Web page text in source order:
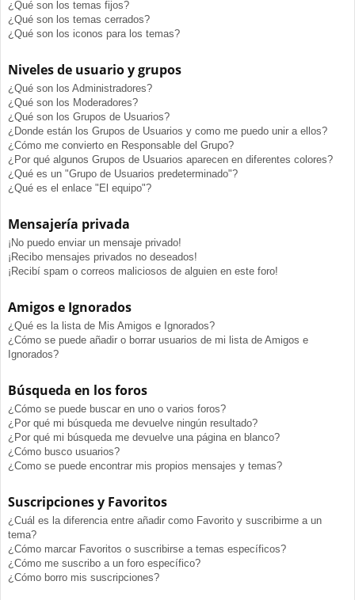
¿Qué son los temas fijos?
¿Qué son los temas cerrados?
¿Qué son los iconos para los temas?
Niveles de usuario y grupos
¿Qué son los Administradores?
¿Qué son los Moderadores?
¿Qué son los Grupos de Usuarios?
¿Donde están los Grupos de Usuarios y como me puedo unir a ellos?
¿Cómo me convierto en Responsable del Grupo?
¿Por qué algunos Grupos de Usuarios aparecen en diferentes colores?
¿Qué es un "Grupo de Usuarios predeterminado"?
¿Qué es el enlace "El equipo"?
Mensajería privada
¡No puedo enviar un mensaje privado!
¡Recibo mensajes privados no deseados!
¡Recibí spam o correos maliciosos de alguien en este foro!
Amigos e Ignorados
¿Qué es la lista de Mis Amigos e Ignorados?
¿Cómo se puede añadir o borrar usuarios de mi lista de Amigos e
Ignorados?
Búsqueda en los foros
¿Cómo se puede buscar en uno o varios foros?
¿Por qué mi búsqueda me devuelve ningún resultado?
¿Por qué mi búsqueda me devuelve una página en blanco?
¿Cómo busco usuarios?
¿Como se puede encontrar mis propios mensajes y temas?
Suscripciones y Favoritos
¿Cuál es la diferencia entre añadir como Favorito y suscribirme a un
tema?
¿Cómo marcar Favoritos o suscribirse a temas específicos?
¿Cómo me suscribo a un foro específico?
¿Cómo borro mis suscripciones?